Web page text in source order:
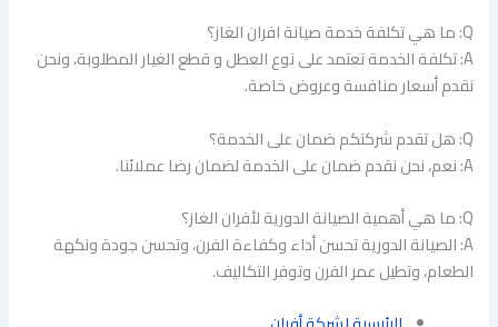
Q: ما هي تكلفة خدمة صيانة افران الغاز؟
A: تكلفة الخدمة تعتمد على نوع العطل و قطع الغيار المطلوبة، ونحن
نقدم أسعار منافسة وعروض خاصة.
Q: هل تقدم شركتكم ضمان على الخدمة؟
A: نعم، نحن نقدم ضمان على الخدمة لضمان رضا عملائنا.
Q: ما هي أهمية الصيانة الدورية لأفران الغاز؟
A: الصيانة الدورية تحسن أداء وكفاءة الفرن، وتحسن جودة ونكهة
الطعام، وتطيل عمر الفرن وتوفر التكاليف.